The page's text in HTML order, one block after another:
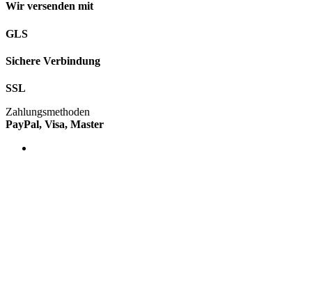
Wir versenden mit
GLS
Sichere Verbindung
SSL
Zahlungsmethoden
PayPal, Visa, Master